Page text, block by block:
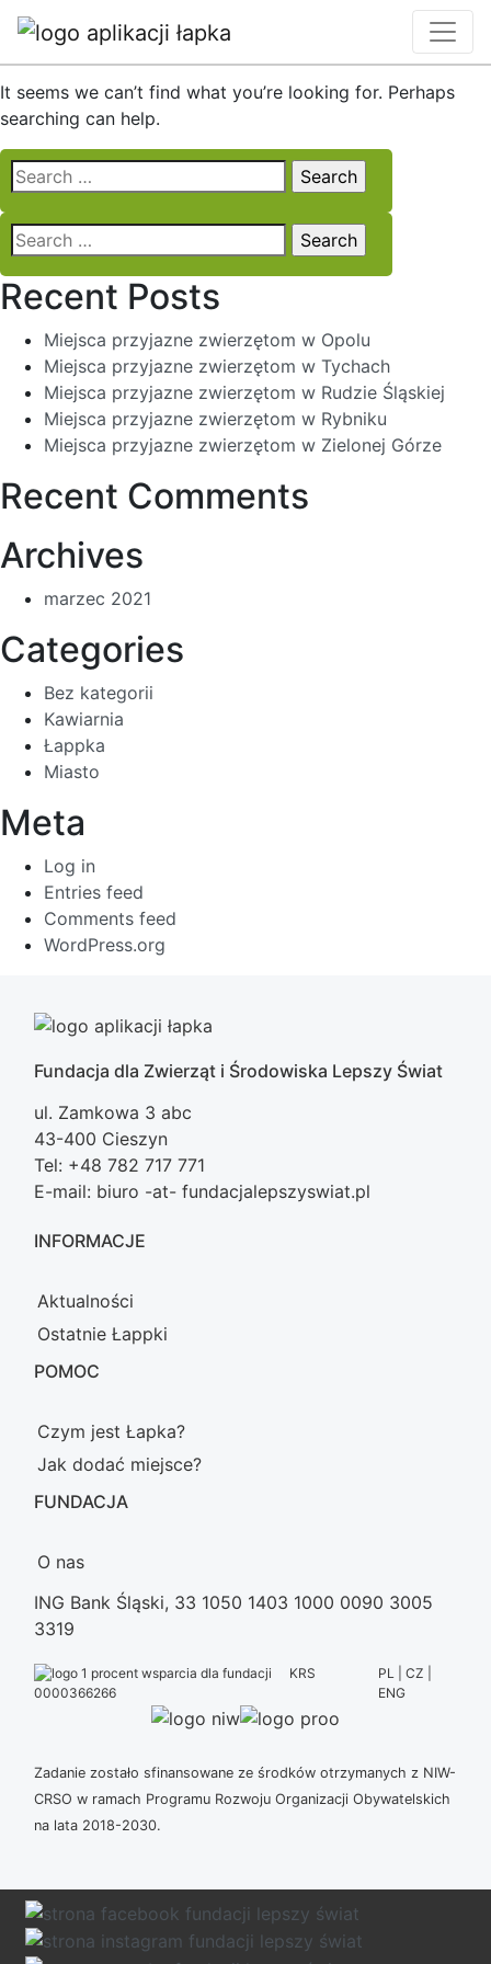
Nothing Found
It seems we can’t find what you’re looking for. Perhaps
searching can help.
Search
for:
Search
for:
Recent Posts
Miejsca przyjazne zwierzętom w Opolu
Miejsca przyjazne zwierzętom w Tychach
Miejsca przyjazne zwierzętom w Rudzie Śląskiej
Miejsca przyjazne zwierzętom w Rybniku
Miejsca przyjazne zwierzętom w Zielonej Górze
Recent Comments
Archives
marzec 2021
Categories
Bez kategorii
Kawiarnia
Łappka
Miasto
Meta
Log in
Entries feed
Comments feed
WordPress.org
Fundacja dla Zwierząt i Środowiska Lepszy Świat
ul. Zamkowa 3 abc
43-400 Cieszyn
Tel: +48 782 717 771
E-mail: biuro -at- fundacjalepszyswiat.pl
INFORMACJE
Aktualności
Ostatnie Łappki
POMOC
Czym jest Łapka?
Jak dodać miejsce?
FUNDACJA
O nas
ING Bank Śląski, 33 1050 1403 1000 0090 3005
3319
KRS
0000366266
PL | CZ |
ENG
Zadanie zostało sfinansowane ze środków otrzymanych z NIW-
CRSO w ramach Programu Rozwoju Organizacji Obywatelskich
na lata 2018-2030.